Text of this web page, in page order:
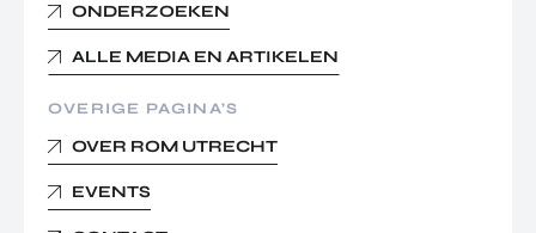
ONDERZOEKEN
ALLE MEDIA EN ARTIKELEN
OVERIGE PAGINA’S
OVER ROM UTRECHT
EVENTS